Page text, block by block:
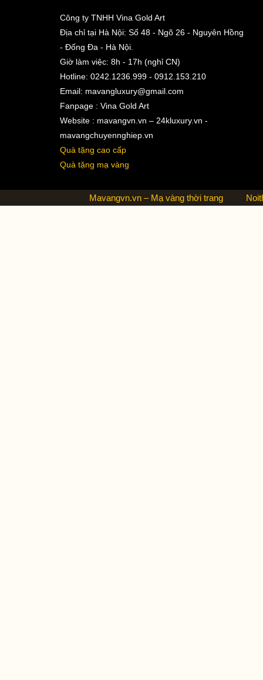
Công ty TNHH Vina Gold Art
Địa chỉ tại Hà Nội: Số 48 - Ngõ 26 - Nguyên Hồng
- Đống Đa - Hà Nội.
Giờ làm việc: 8h - 17h (nghỉ CN)
Hotline: 0242.1236.999 - 0912.153.210
Email: mavangluxury@gmail.com
Fanpage : Vina Gold Art
Website : mavangvn.vn – 24kluxury.vn -
mavangchuyennghiep.vn
Quà tặng cao cấp
Quà tặng mạ vàng
Mavangvn.vn – Mạ vàng thời trang